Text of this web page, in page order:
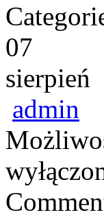
07
sierpień
admin